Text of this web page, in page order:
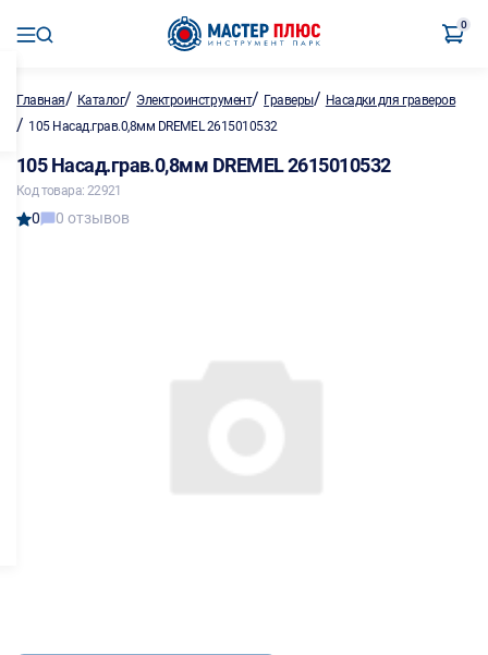
0
Главная/ Каталог/ Электроинструмент/ Граверы/ Насадки для граверов
/ 105 Насад.грав.0,8мм DREMEL 2615010532
105 Насад.грав.0,8мм DREMEL 2615010532
Код товара: 22921
0 0 отзывов